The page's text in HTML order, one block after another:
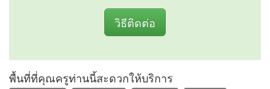
วิธีติดต่อ
พื้นที่ที่คุณครูท่านนี้สะดวกให้บริการ